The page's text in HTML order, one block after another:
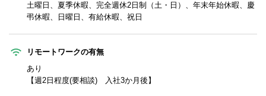
土曜日、夏季休暇、完全週休2日制（土・日）、年末年始休暇、慶
弔休暇、日曜日、有給休暇、祝日
リモートワークの有無
あり
【週2日程度(要相談) 入社3か月後】